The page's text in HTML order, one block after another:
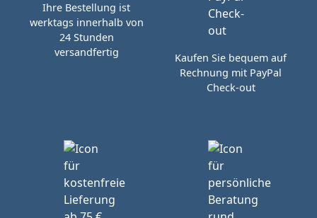
Ihre Bestellung ist
werktags innerhalb von
24 Stunden
versandfertig
Kaufen Sie bequem auf
Rechnung mit PayPal
Check-out